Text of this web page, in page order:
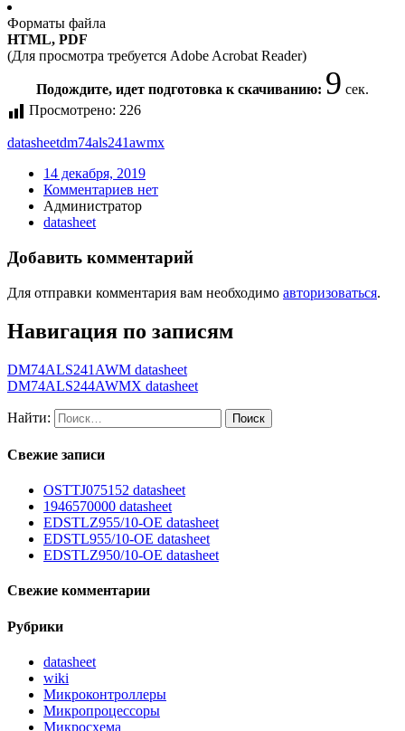
Форматы файла
HTML, PDF
(Для просмотра требуется Adobe Acrobat Reader)
Подождите, идет подготовка к скачиванию: 9 сек.
Просмотрено: 226
datasheetdm74als241awmx
14 декабря, 2019
Комментариев нет
Администратор
datasheet
Добавить комментарий
Для отправки комментария вам необходимо авторизоваться.
Навигация по записям
DM74ALS241AWM datasheet
DM74ALS244AWMX datasheet
Найти:
Свежие записи
OSTTJ075152 datasheet
1946570000 datasheet
EDSTLZ955/10-OE datasheet
EDSTL955/10-OE datasheet
EDSTLZ950/10-OE datasheet
Свежие комментарии
Рубрики
datasheet
wiki
Микроконтроллеры
Микропроцессоры
Микросхема